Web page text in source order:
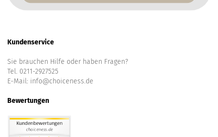
Kundenservice
Sie brauchen Hilfe oder haben Fragen?
Tel. 0211-2927525
E-Mail: info@choiceness.de
Bewertungen